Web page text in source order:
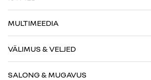
MULTIMEEDIA
VÄLIMUS & VELJED
SALONG & MUGAVUS